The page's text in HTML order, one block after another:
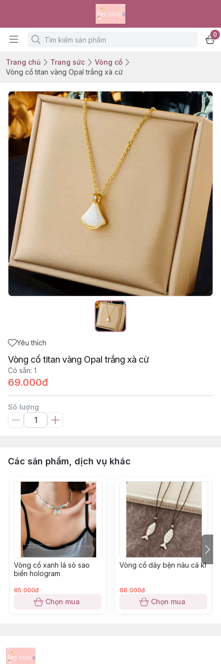
0
Trang chủ Trang sức
Vòng cổ
Vòng cổ titan vàng Opal trắng xà cừ
Yêu thích
Vòng cổ titan vàng Opal trắng xà cừ
Có sẵn: 1
69.000đ
Số lượng
Các sản phẩm, dịch vụ khác
Vòng cổ xanh lá sò sao
biển hologram
65.000đ
Chọn mua
Vòng cổ dây bện nâu cá kl
68.000đ
Chọn mua